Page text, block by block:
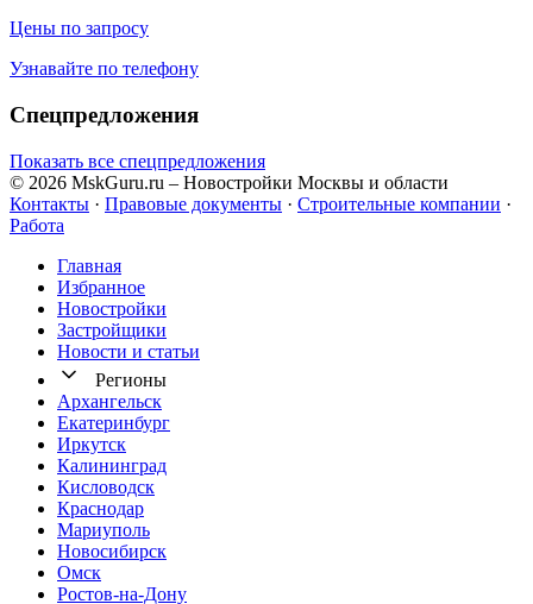
Цены по запросу
Узнавайте по телефону
Спецпредложения
Показать все спецпредложения
© 2026 MskGuru.ru – Новостройки Москвы и области
Контакты · Правовые документы · Строительные компании ·
Работа
Главная
Избранное
Новостр ойки
Застройщики
Новости и статьи
Регионы
Архангельск
Екатеринбург
Иркутск
Калининград
Кисловодск
Краснодар
Мариуполь
Новосибирск
Омск
Ростов-на-Дону